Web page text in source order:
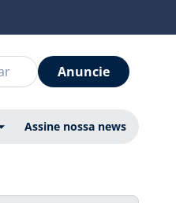
Anuncie
Assine nossa news